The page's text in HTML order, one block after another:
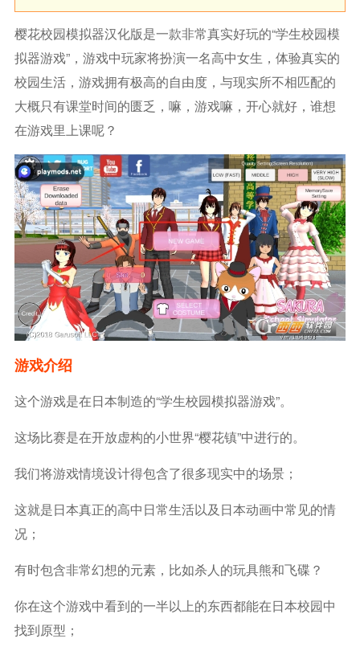
樱花校园模拟器汉化版是一款非常真实好玩的“学生校园模
拟器游戏”，游戏中玩家将扮演一名高中女生，体验真实的
校园生活，游戏拥有极高的自由度，与现实所不相匹配的
大概只有课堂时间的匮乏，嘛，游戏嘛，开心就好，谁想
在游戏里上课呢？
游戏介绍
这个游戏是在日本制造的“学生校园模拟器游戏”。
这场比赛是在开放虚构的小世界“樱花镇”中进行的。
我们将游戏情境设计得包含了很多现实中的场景；
这就是日本真正的高中日常生活以及日本动画中常见的情
况；
有时包含非常幻想的元素，比如杀人的玩具熊和飞碟？
你在这个游戏中看到的一半以上的东西都能在日本校园中
找到原型；